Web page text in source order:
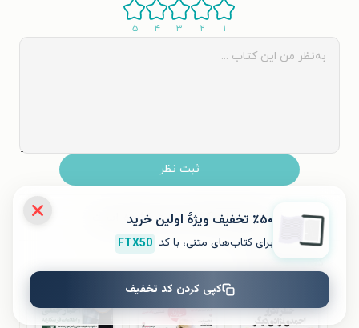
۱ ۲ ۳ ۴ ۵
ثبت نظر
نظری برای کتاب ثبت نشده است.
کتاب‌های مشابه
٪۵۰ تخفیف ویژۀ اولین خرید
برای کتاب‌های متنی، با کد FTX50
کپی کردن کد تخفیف